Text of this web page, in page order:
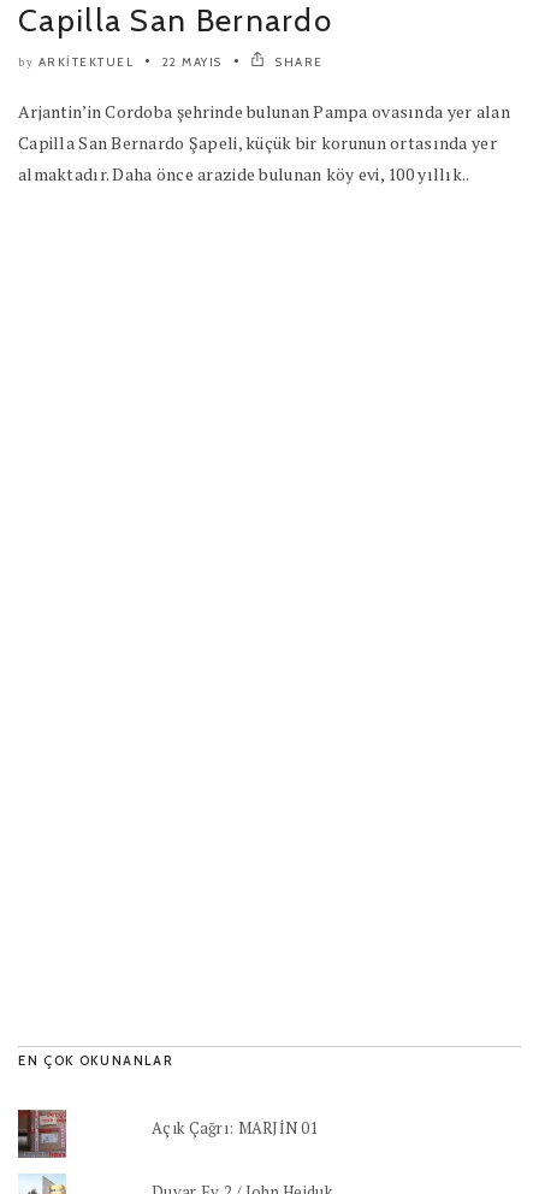
Capilla San Bernardo
by ARKITEKTUEL 22 MAYIS SHARE
Arjantin’in Cordoba şehrinde bulunan Pampa ovasında yer alan
Capilla San Bernardo Şapeli, küçük bir korunun ortasında yer
almaktadır. Daha önce arazide bulunan köy evi, 100 yıllık..
EN ÇOK OKUNANLAR
Açık Çağrı: MARJİN 01